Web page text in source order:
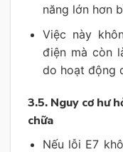
năng lớn hơn
Việc này
điện mà còn
do hoạt động
3.5. Nguy cơ hư
chữa
Nếu lỗi E7